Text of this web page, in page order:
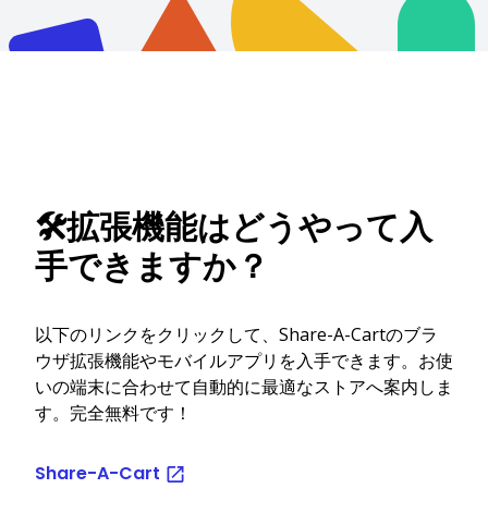
🛠️拡張機能はどうやって入
手できますか？
以下のリンクをクリックして、Share-A-Cartのブラ
ウザ拡張機能やモバイルアプリを入手できます。お使
いの端末に合わせて自動的に最適なストアへ案内しま
す。完全無料です！
Share-A-Cart